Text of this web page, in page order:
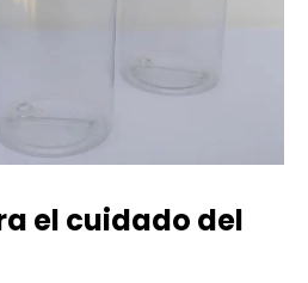
el cuidado del